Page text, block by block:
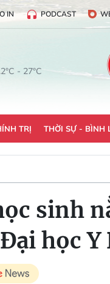
IN PODCAST
- 27°C
TRỊ THỜI SỰ - BÌNH
sinh
học Y